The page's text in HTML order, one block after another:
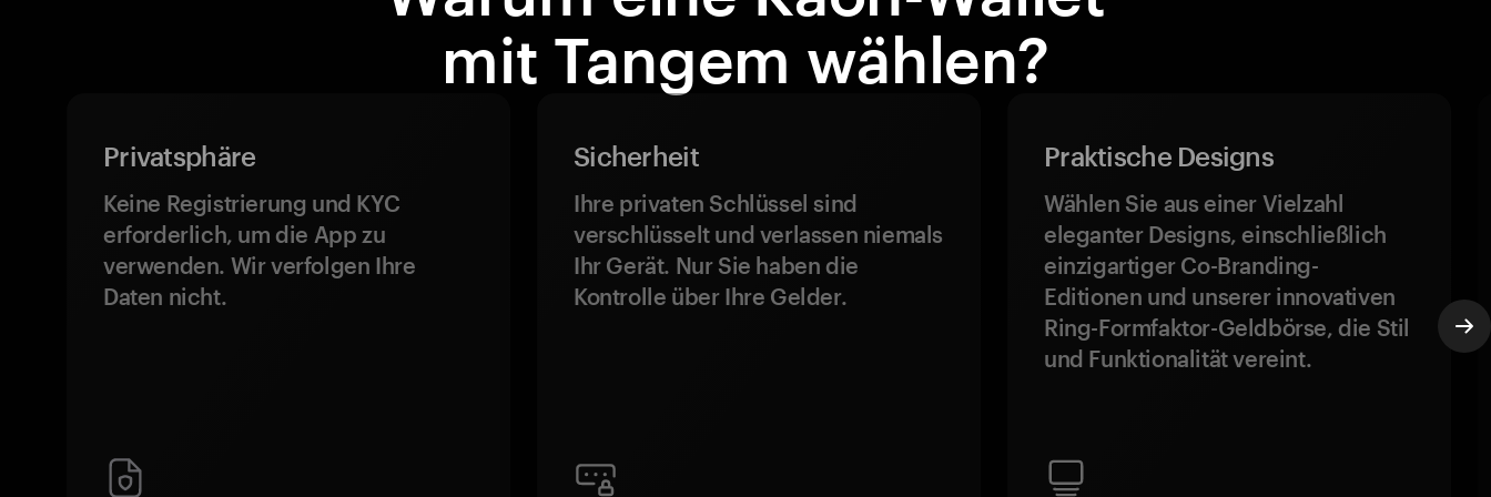
mit Tangem wählen?
Privatsphäre
Keine Registrierung und KYC
erforderlich, um die App zu
verwenden. Wir verfolgen Ihre
Daten nicht.
Sicherheit
Ihre privaten Schlüssel sind
verschlüsselt und verlassen niemals
Ihr Gerät. Nur Sie haben die
Kontrolle über Ihre Gelder.
Praktische Designs
Wählen Sie aus einer Vielzahl
eleganter Designs, einschließlich
einzigartiger Co-Branding-
Editionen und unserer innovativen
Ring-Formfaktor-Geldbörse, die Stil
und Funktionalität vereint.